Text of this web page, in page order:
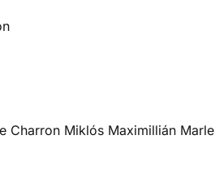
Charron Miklós Maximillián Marle